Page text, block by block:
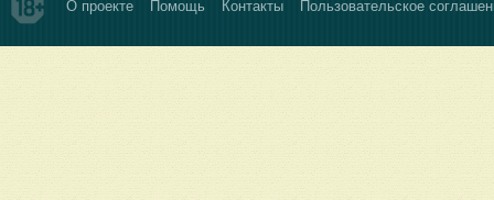
О проекте Помощь Контакты Пользовательское